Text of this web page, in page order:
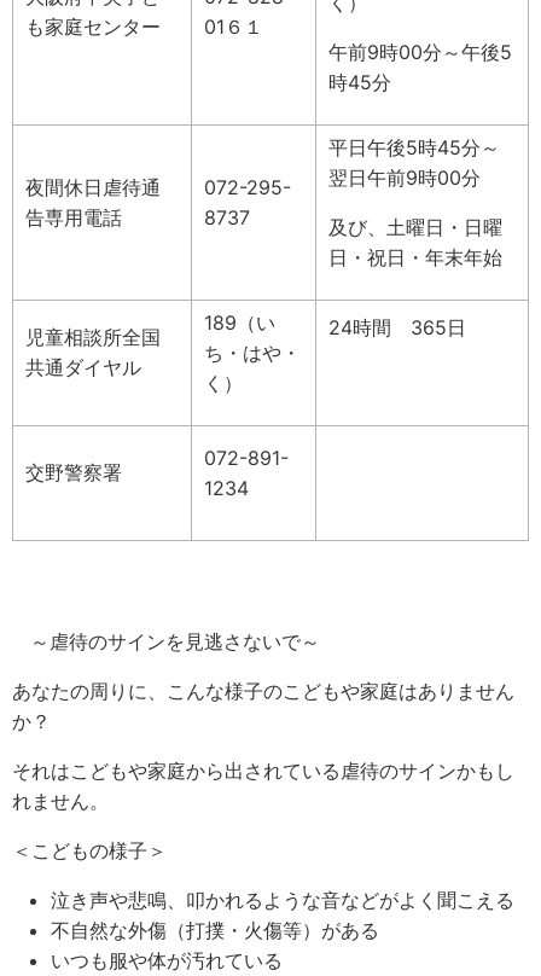
も家庭センター
01６１
午前9時00分～午後5
時45分
夜間休日虐待通
告専用電話
072-295-
8737
平日午後5時45分～
翌日午前9時00分
及び、土曜日・日曜
日・祝日・年末年始
児童相談所全国
共通ダイヤル
189（い
ち・はや・
く）
24時間 365日
交野警察署
072-891-
1234
～虐待のサインを見逃さないで～
あなたの周りに、こんな様子のこどもや家庭はありません
か？
それはこどもや家庭から出されている虐待のサインかもし
れません。
＜こどもの様子＞
泣き声や悲鳴、叩かれるような音などがよく聞こえる
不自然な外傷（打撲・火傷等）がある
いつも服や体が汚れている